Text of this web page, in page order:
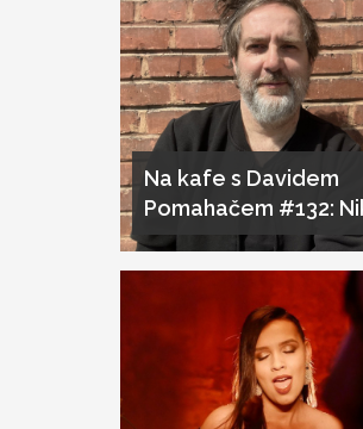
Na kafe s Davidem
Pomahačem #132: